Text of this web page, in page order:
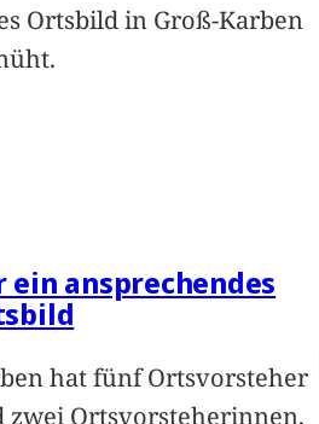
Ortsbild in Groß-Karben
ein ansprechendes
hat fünf Ortsvorsteher
zwei Ortsvorsteherinnen,